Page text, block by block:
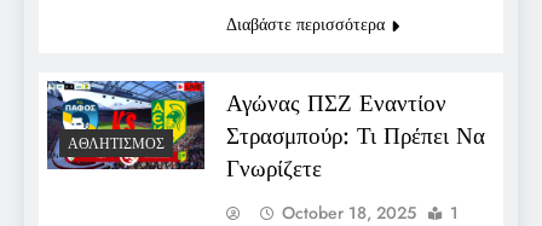
Διαβάστε περισσότερα
ΑΘΛΗΤΙΣΜΌΣ
Αγώνας ΠΣΖ Εναντίον
Στρασμπούρ: Τι Πρέπει Να
Γνωρίζετε
October 18, 2025
1